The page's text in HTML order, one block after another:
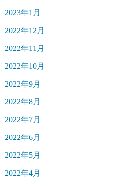
2023年1月
2022年12月
2022年11月
2022年10月
2022年9月
2022年8月
2022年7月
2022年6月
2022年5月
2022年4月